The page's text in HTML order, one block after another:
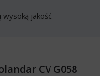
jakość.
CV G058